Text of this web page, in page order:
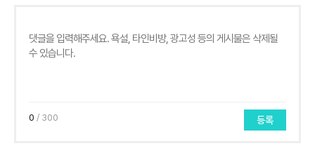
0 / 300 등록